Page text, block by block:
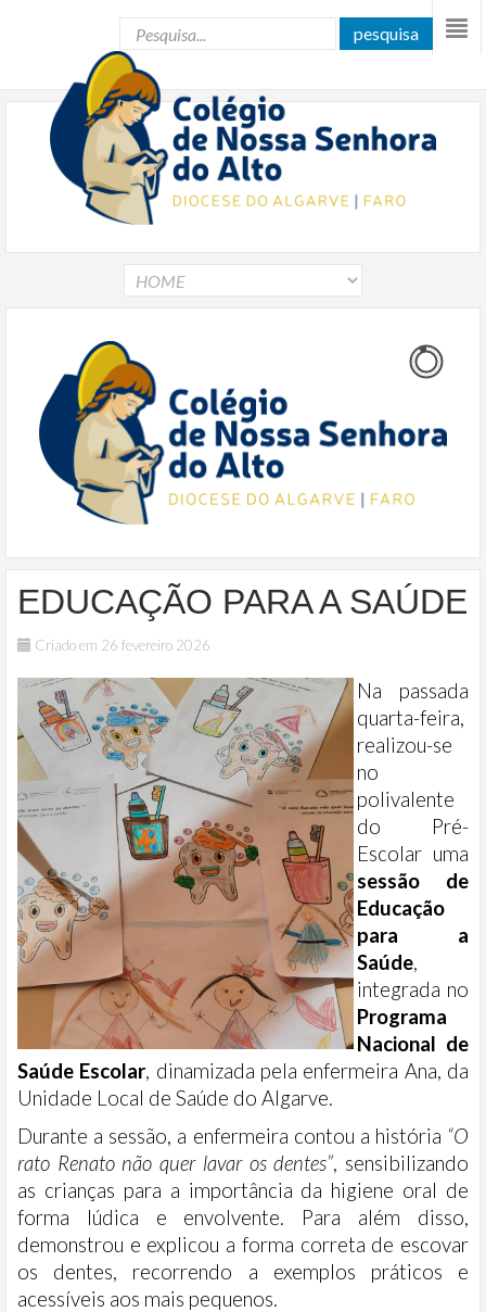
pesquisa
EDUCAÇÃO PARA A SAÚDE
Criado em 26 fevereiro 2026
Na passada
quarta-feira,
realizou-se
no
polivalente
do Pré-
Escolar uma
sessão de
Educação
para a
Saúde,
integrada no
Programa
Nacional de
Saúde Escolar, dinamizada pela enfermeira Ana, da
Unidade Local de Saúde do Algarve.
Durante a sessão, a enfermeira contou a história “O
rato Renato não quer lavar os dentes”, sensibilizando
as crianças para a importância da higiene oral de
forma lúdica e envolvente. Para além disso,
demonstrou e explicou a forma correta de escovar
os dentes, recorrendo a exemplos práticos e
acessíveis aos mais pequenos.